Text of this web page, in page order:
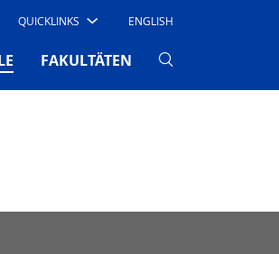
QUICKLINKS ENGLISH
(CURRENT)
FAKULTÄTEN